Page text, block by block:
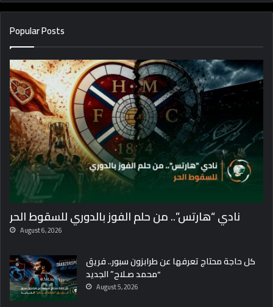
Popular Posts
نادي “هارتس”.. من حلم الفوز بالدوري للسقوط الحر
August 6, 2026
كل حاجة محتاج تعرفها عن طرابزون سبور.. فريق
“محمد صـلاح” الجديد
August 5, 2026